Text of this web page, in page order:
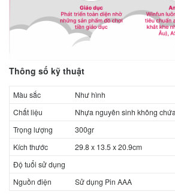
Thông số kỹ thuật
Màu sắc
Như hình
Chất liệu
Nhựa nguyên sinh không
Trọng lượng
300gr
Kích thước
29.8 x 13.5 x 20.9cm
Độ tuổi sử dụng
Nguồn điện
Sử dụng Pin AAA